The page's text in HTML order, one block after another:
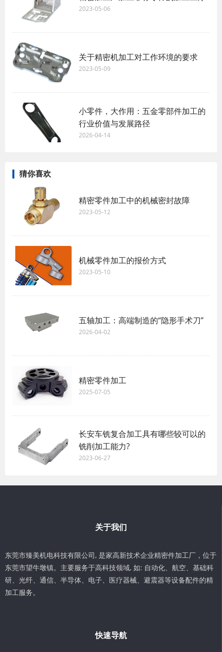
2023-05-06
关于精密机加工对工作环境的要求
2023-05-09
小零件，大作用：五金零部件加工的
行业价值与发展路径
2026-04-14
猜你喜欢
精密零件加工中的机械密封故障
2023-05-12
机械零件加工的报价方式
2023-05-10
五轴加工：高端制造的“隐形手术刀”
2026-04-02
精密零件加工
2025-07-05
长安车铣复合加工具有哪些较可以的
铣削加工能力?
2023-06-27
关于我们
东莞市臻美机电科技有限公司, 是家高新技术企业精密件加工厂，位于
东莞市望牛墩镇。主要服务于高科技领域, 如: 自动化、航空、基础科
研、光纤、通信、半导体、电子、医疗器械、避震器等设备配件的精
加工服务。
快速导航